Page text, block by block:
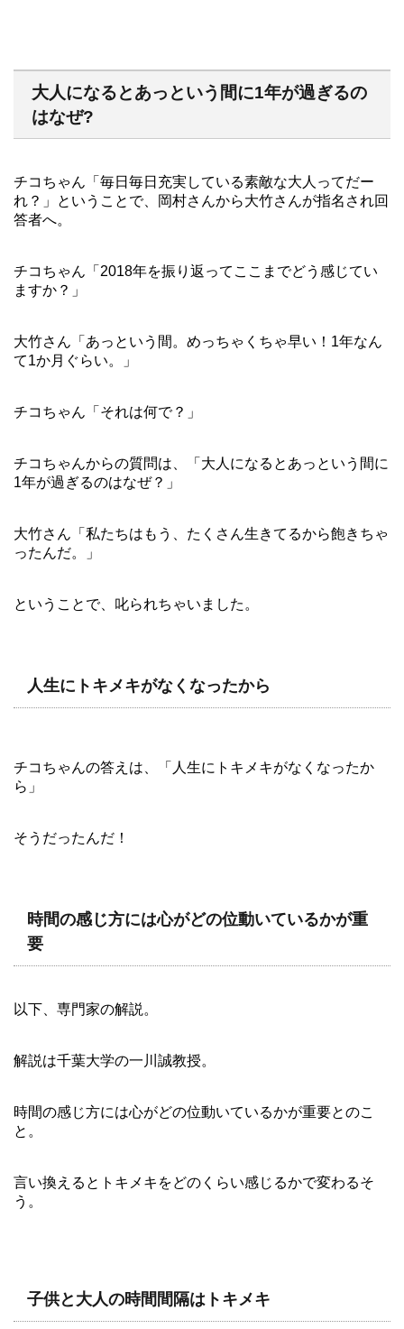
大人になるとあっという間に1年が過ぎるの
はなぜ?
チコちゃん「毎日毎日充実している素敵な大人ってだー
れ？」ということで、岡村さんから大竹さんが指名され回
答者へ。
チコちゃん「2018年を振り返ってここまでどう感じてい
ますか？」
大竹さん「あっという間。めっちゃくちゃ早い！1年なん
て1か月ぐらい。」
チコちゃん「それは何で？」
チコちゃんからの質問は、「大人になるとあっという間に
1年が過ぎるのはなぜ？」
大竹さん「私たちはもう、たくさん生きてるから飽きちゃ
ったんだ。」
ということで、叱られちゃいました。
人生にトキメキがなくなったから
チコちゃんの答えは、「人生にトキメキがなくなったか
ら」
そうだったんだ！
時間の感じ方には心がどの位動いているかが重
要
以下、専門家の解説。
解説は千葉大学の一川誠教授。
時間の感じ方には心がどの位動いているかが重要とのこ
と。
言い換えるとトキメキをどのくらい感じるかで変わるそ
う。
子供と大人の時間間隔はトキメキ